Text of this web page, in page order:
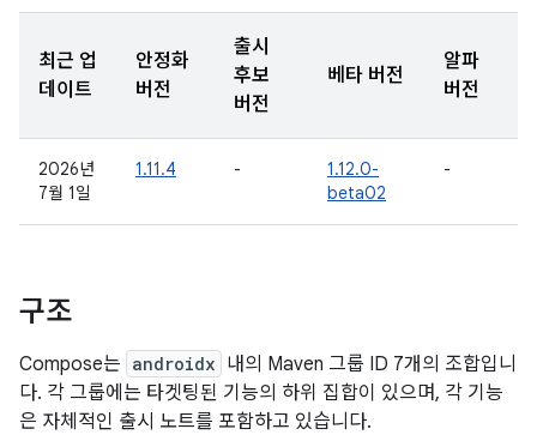
최근 업
데이트
안정화
버전
출시
후보
버전
베타 버전
알파
버전
2026년
7월 1일
1.11.4 -
1.12.0-
beta02
-
구조
Compose는 androidx 내의 Maven 그룹 ID 7개의 조합입니
다. 각 그룹에는 타겟팅된 기능의 하위 집합이 있으며, 각 기능
은 자체적인 출시 노트를 포함하고 있습니다.